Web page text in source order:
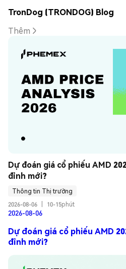
TronDog (TRONDOG) Blog
Thêm
Dự đoán giá cổ phiếu AMD
đỉnh mới?
Thông tin Thị trường
2026-08-06
10-15phút
2026-08-06
Dự đoán giá cổ phiếu AMD
đỉnh mới?